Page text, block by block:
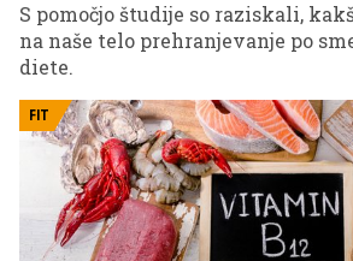
S pomočjo študije so raziskali,
na naše telo prehranjevanje po
diete.
FIT